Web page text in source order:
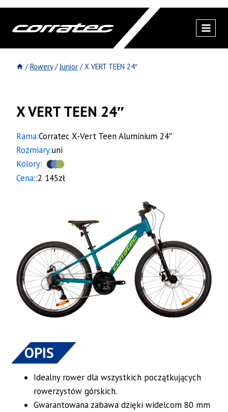
Przejdź
treści
/ Rowery / Junior / X VERT TEEN 24″
X VERT TEEN 24″
Rama:Corratec X-Vert Teen Aluminium 24″
Rozmiary:uni
Kolory:
Cena::2 145zł
OPIS
Idealny rower dla wszystkich początkujących
rowerzystów górskich.
Gwarantowana zabawa dzięki widelcom 80 mm